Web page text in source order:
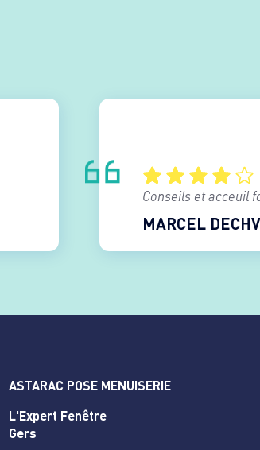
MARCEL
Conseils et acceuil
ASTARAC POSE MENUISERIE
L'Expert Fenêtre
Gers